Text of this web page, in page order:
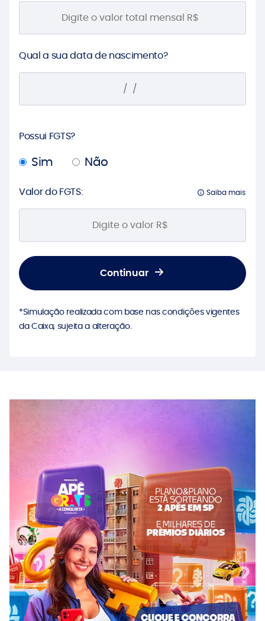
Qual a sua data de nascimento?
Possui FGTS?
Sim Não
Valor do FGTS: Saiba mais
Continuar
*Simulação realizada com base nas condições vigentes
da Caixa, sujeita a alteração.